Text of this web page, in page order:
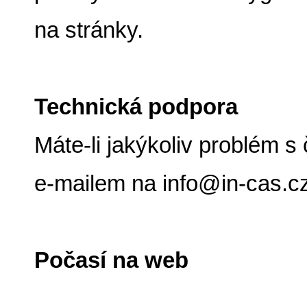
na stránky.
Technická podpora
Máte-li jakýkoliv problém
e-mailem na info@in-
Počasí na web